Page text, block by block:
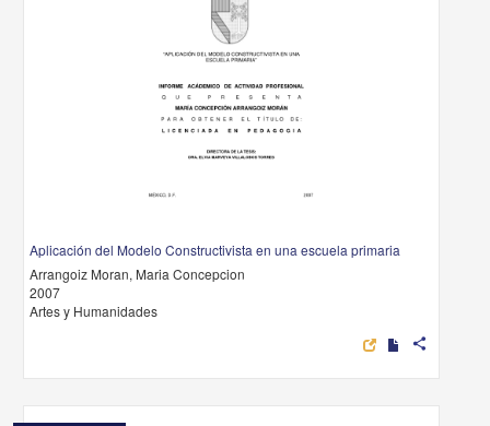
Aplicación del Modelo Constructivista en una escuela primaria
Arrangoiz Moran, Maria Concepcion
2007
Artes y Humanidades
share